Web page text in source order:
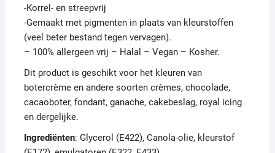
-Korrel- en streepvrij
-Gemaakt met pigmenten in plaats van kleurstoffen
(veel beter bestand tegen vervagen).
– 100% allergeen vrij – Halal – Vegan – Kosher.
Dit product is geschikt voor het kleuren van
botercrème en andere soorten crèmes, chocolade,
cacaoboter, fondant, ganache, cakebeslag, royal icing
en dergelijke.
Ingrediënten: Glycerol (E422), Canola-olie, kleurstof